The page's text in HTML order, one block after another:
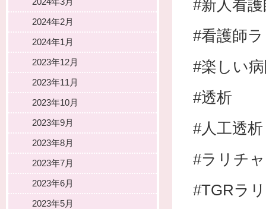
#新人看
#看護師
#楽しい
#透析
#人工透析
#ラリチ
#TGRラ
2024年2月
2024年1月
2023年12月
2023年11月
2023年10月
2023年9月
2023年8月
2023年7月
2023年6月
2023年5月